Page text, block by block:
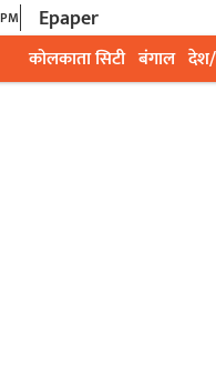
Epaper
कोलकाता सिटी बंगाल